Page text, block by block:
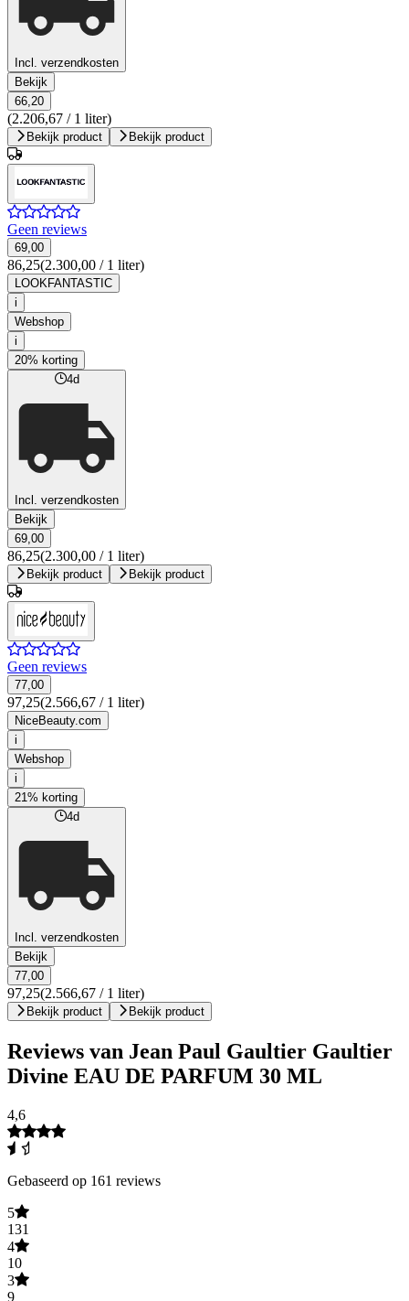
Incl. verzendkosten
Bekijk
66,20
(2.206,67 / 1 liter)
Bekijk product Bekijk product
Geen reviews
69,00
86,25(2.300,00 / 1 liter)
LOOKFANTASTIC
i
Webshop
i
20% korting
4d
Incl. verzendkosten
Bekijk
69,00
86,25(2.300,00 / 1 liter)
Bekijk product Bekijk product
Geen reviews
77,00
97,25(2.566,67 / 1 liter)
NiceBeauty.com
i
Webshop
i
21% korting
4d
Incl. verzendkosten
Bekijk
77,00
97,25(2.566,67 / 1 liter)
Bekijk product Bekijk product
Reviews van Jean Paul Gaultier Gaultier
Divine EAU DE PARFUM 30 ML
4,6
Gebaseerd op 161 reviews
5
131
4
10
3
9